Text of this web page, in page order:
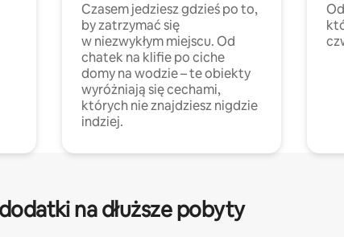
Czasem jedziesz gdzieś po to,
by zatrzymać się
w niezwykłym miejscu. Od
chatek na klifie po ciche
domy na wodzie – te obiekty
wyróżniają się cechami,
których nie znajdziesz nigdzie
indziej.
na dłuższe pobyty